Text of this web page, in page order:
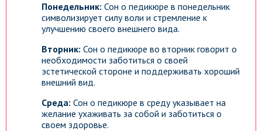
Понедельник: Сон о педикюре в понедельник
символизирует силу воли и стремление к
улучшению своего внешнего вида.
Вторник: Сон о педикюре во вторник говорит о
необходимости заботиться о своей
эстетической стороне и поддерживать хороший
внешний вид.
Среда: Сон о педикюре в среду указывает на
желание ухаживать за собой и заботиться о
своем здоровье.